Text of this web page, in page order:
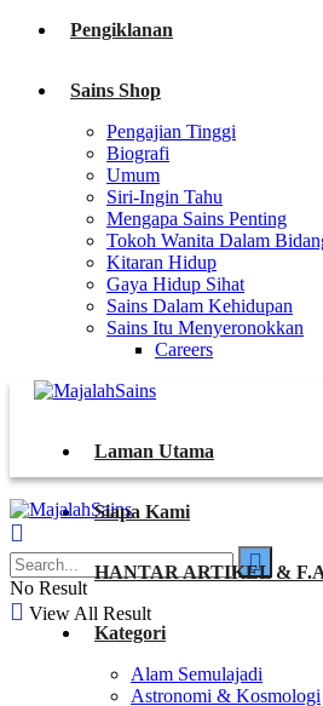
Pengiklanan
Sains Shop
Pengajian Tinggi
Biografi
Umum
Siri-Ingin Tahu
Mengapa Sains Penting
Tokoh Wanita Dalam
Kitaran Hidup
Gaya Hidup Sihat
Sains Dalam Kehidupan
Sains Itu Menyeronokkan
Careers
Laman Utama
Siapa Kami
HANTAR ARTIKEL &
Kategori
Alam Semulajadi
Astronomi & Kosmologi
No Result
View All Result